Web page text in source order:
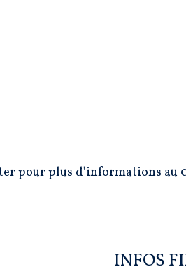
pour plus d'informations au
INFOS